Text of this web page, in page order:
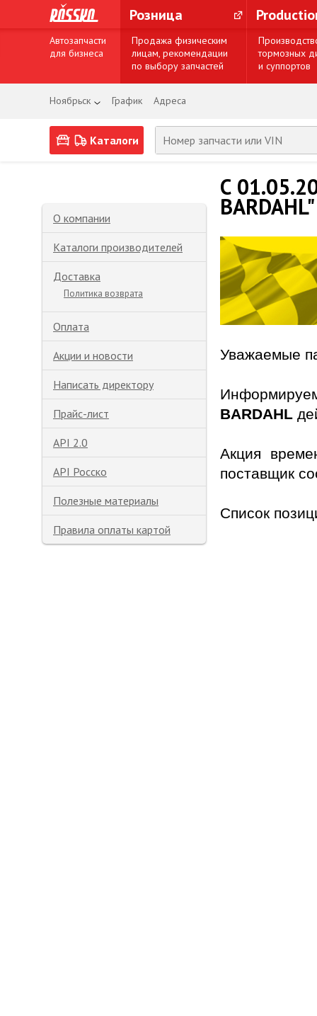
Розница
Автозапчасти
для бизнеса
Продажа физическим
лицам, рекомендации
по выбору запчастей
тормозных
и суппортов
Ноябрьск График Адреса
Каталоги
О компании
Каталоги производителей
Доставка
Политика возврата
Оплата
Акции и новости
Написать директору
Прайс-лист
API 2.0
API Росско
Полезные материалы
Правила оплаты картой
С
BARDAHL"
Уважаемые
BARDAHL
Акция
поставщик
Список